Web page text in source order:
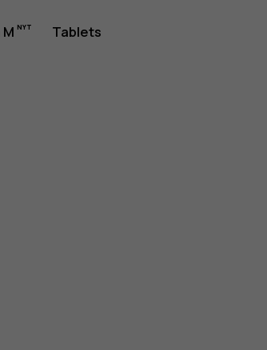
Tablets